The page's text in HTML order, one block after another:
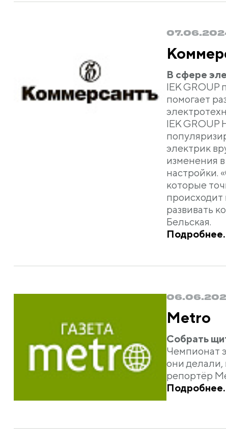
В сфере
IEK GROUP
помогает
IEK GROUP
электрик
изменения
настройки.
которые
развивать
Бельская.
Metro
Собрать
Чемпионат
они делали,
репортёр